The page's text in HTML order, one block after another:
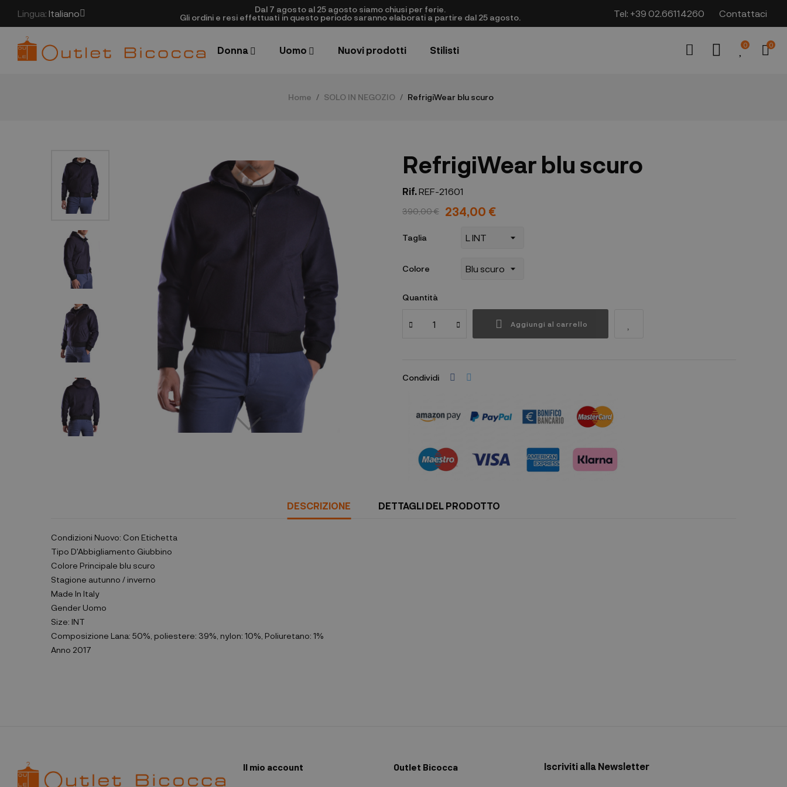
Lingua: Italiano
Dal 7 agosto al 25 agosto siamo chiusi per ferie.
Gli ordini e resi effettuati in questo periodo saranno elaborati a partire dal 25 agosto.
Tel: +39 02.66114260 Contattaci
Donna Uomo Nuovi prodotti Stilisti 0 0
Home SOLO IN NEGOZIO RefrigiWear blu scuro
RefrigiWear blu scuro
Rif.REF-21601
390,00 € 234,00 €
Taglia
Colore
Quantità
Aggiungi al carrello
Condividi
DESCRIZIONE DETTAGLI DEL PRODOTTO
Condizioni Nuovo: Con Etichetta
Tipo D'Abbigliamento Giubbino
Colore Principale blu scuro
Stagione autunno / inverno
Made In Italy
Gender Uomo
Size: INT
Composizione Lana: 50%, poliestere: 39%, nylon: 10%, Poliuretano: 1%
Anno 2017
Il mio account Outlet Bicocca Iscriviti alla Newsletter